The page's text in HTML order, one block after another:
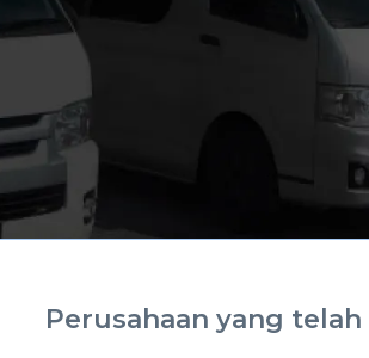
Perusahaan yang